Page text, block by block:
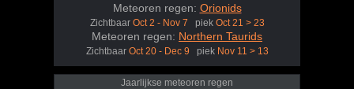
Meteoren regen: Orionids
Zichtbaar Oct 2 - Nov 7 piek Oct 21 > 23
Meteoren regen: Northern Taurids
Zichtbaar Oct 20 - Dec 9 piek Nov 11 > 13
Jaarlijkse meteoren regen